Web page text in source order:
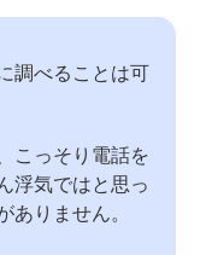
調べることは可
こっそり電話を
浮気ではと思っ
ありません。